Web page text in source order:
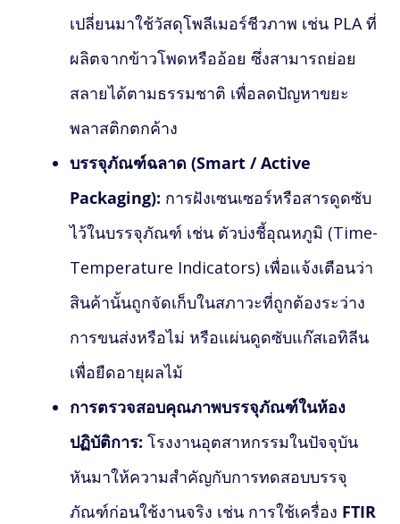
เปลี่ยนมาใช้วัสดุโพลีเมอร์ชีวภาพ เช่น PLA ที่
ผลิตจากข้าวโพดหรืออ้อย ซึ่งสามารถย่อย
สลายได้ตามธรรมชาติ เพื่อลดปัญหาขยะ
พลาสติกตกค้าง
บรรจุภัณฑ์ฉลาด (Smart / Active
Packaging): การฝังเซนเซอร์หรือสารดูดซับ
ไว้ในบรรจุภัณฑ์ เช่น ตัวบ่งชี้อุณหภูมิ (Time-
Temperature Indicators) เพื่อแจ้งเตือนว่า
สินค้านั้นถูกจัดเก็บในสภาวะที่ถูกต้องระว่าง
การขนส่งหรือไม่ หรือแผ่นดูดซับแก๊สเอทิลีน
เพื่อยืดอายุผลไม้
การตรวจสอบคุณภาพบรรจุภัณฑ์ในห้อง
ปฏิบัติการ: โรงงานอุตสาหกรรมในปัจจุบัน
หันมาให้ความสำคัญกับการทดสอบบรรจุ
ภัณฑ์ก่อนใช้งานจริง เช่น การใช้เครื่อง FTIR